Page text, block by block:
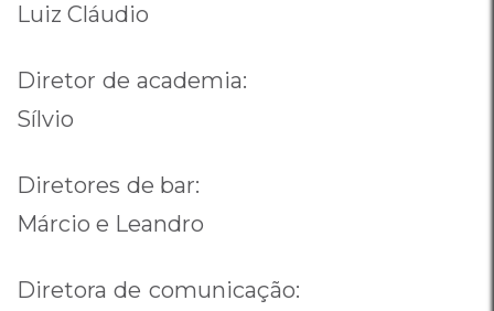
Luiz Cláudio
Diretor de academia:
Sílvio
Diretores de bar:
Márcio e Leandro
Diretora de comunicação: